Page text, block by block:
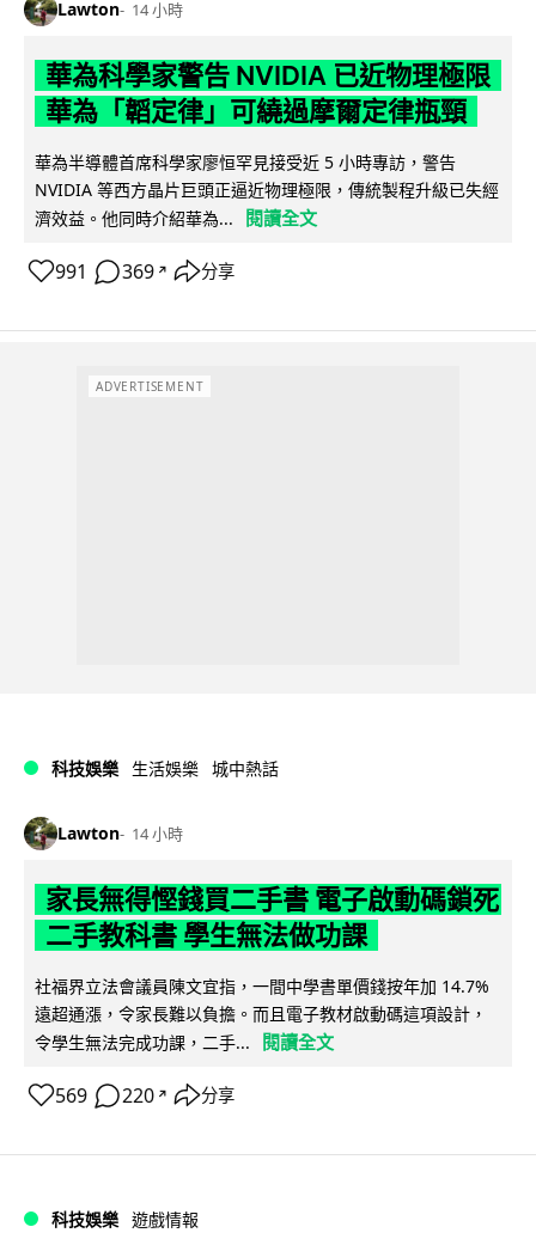
Lawton 14 小時
華為科學家警告 NVIDIA 已近物理極限
華為「韜定律」可繞過摩爾定律瓶頸
華為半導體首席科學家廖恒罕見接受近 5 小時專訪，警告
NVIDIA 等西方晶片巨頭正逼近物理極限，傳統製程升級已失經
濟效益。他同時介紹華為...
閱讀全文
991 369 ↗ 分享
ADVERTISEMENT
科技娛樂 生活娛樂 城中熱話
Lawton 14 小時
家長無得慳錢買二手書 電子啟動碼鎖死
二手教科書 學生無法做功課
社福界立法會議員陳文宜指，一間中學書單價錢按年加 14.7%
遠超通漲，令家長難以負擔。而且電子教材啟動碼這項設計，
令學生無法完成功課，二手...
閱讀全文
569 220 ↗ 分享
科技娛樂 遊戲情報